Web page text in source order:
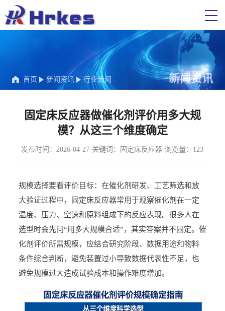
首页 新闻资讯 行业新闻 新闻资讯
固定床反应器做催化剂评价用多大规
模？从这三个维度确定
发布时间：2026-04-27· 关键词：固定床反应器· 浏览量：123
规模选择要看评价目标：在催化剂研发、工艺筛选和放
大验证过程中，固定床反应器常用于观察催化剂在一定
温度、压力、空速和原料组成下的反应表现。很多人在
选型时会先问“用多大规模合适”，其实答案并不固定。催
化剂评价所需规模，应结合研究阶段、数据用途和物料
条件综合判断，避免装置过小导致数据代表性不足，也
避免规模过大造成试验成本和操作难度增加。